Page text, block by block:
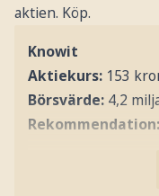
aktien. Köp.
Knowit
Aktiekurs: 153
Börsvärde: 4,2
Rekommendation: